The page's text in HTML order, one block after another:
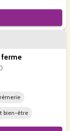
ferme
bien-être